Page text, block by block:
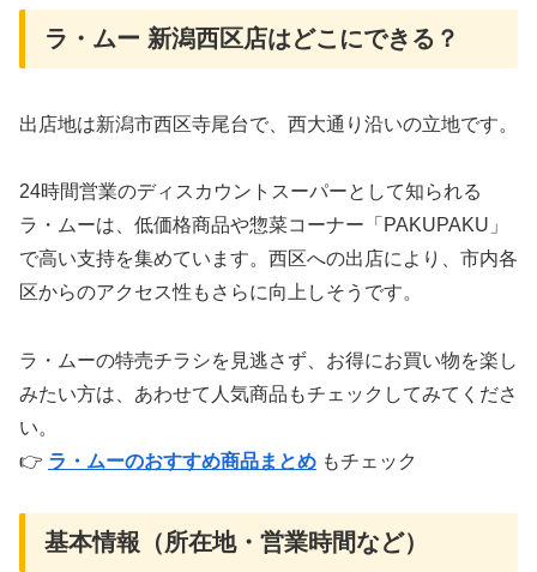
ラ・ムー 新潟西区店はどこにできる？
出店地は新潟市西区寺尾台で、西大通り沿いの立地です。
24時間営業のディスカウントスーパーとして知られる
ラ・ムーは、低価格商品や惣菜コーナー「PAKUPAKU」
で高い支持を集めています。西区への出店により、市内各
区からのアクセス性もさらに向上しそうです。
ラ・ムーの特売チラシを見逃さず、お得にお買い物を楽し
みたい方は、あわせて人気商品もチェックしてみてくださ
い。
👉 ラ・ムーのおすすめ商品まとめ もチェック
基本情報（所在地・営業時間など）